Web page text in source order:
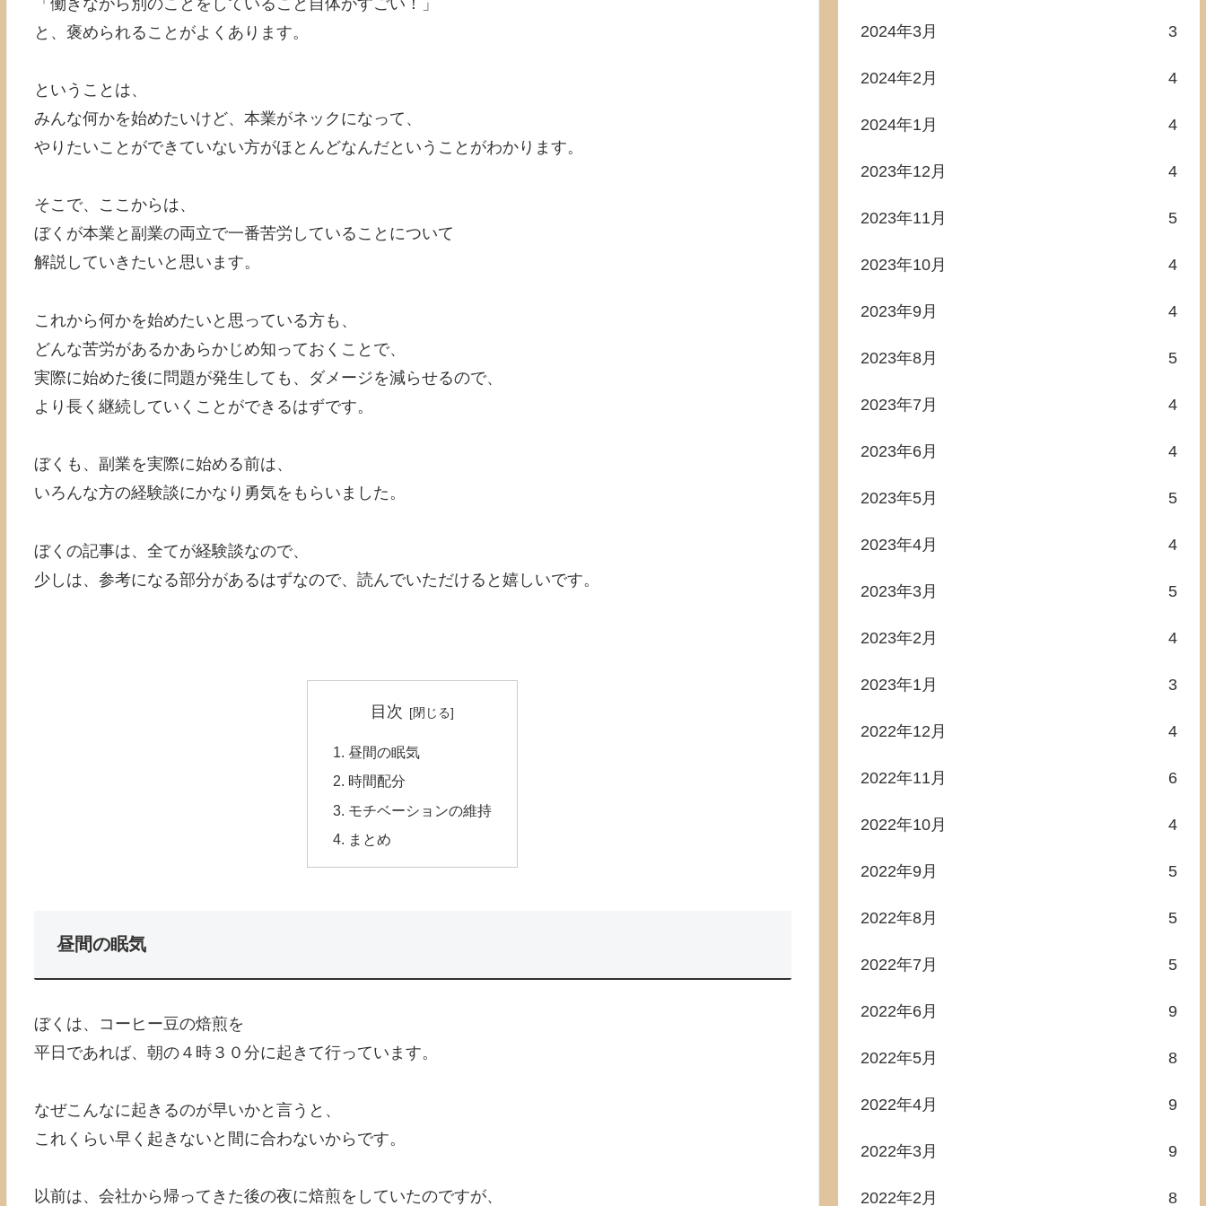
と、褒められることがよくあります。
ということは、
みんな何かを始めたいけど、本業がネックになって、
やりたいことができていない方がほとんどなんだということがわかります。
そこで、ここからは、
ぼくが本業と副業の両立で一番苦労していることについて
解説していきたいと思います。
これから何かを始めたいと思っている方も、
どんな苦労があるかあらかじめ知っておくことで、
実際に始めた後に問題が発生しても、ダメージを減らせるので、
より長く継続していくことができるはずです。
ぼくも、副業を実際に始める前は、
いろんな方の経験談にかなり勇気をもらいました。
ぼくの記事は、全てが経験談なので、
少しは、参考になる部分があるはずなので、読んでいただけると嬉しいです。
目次
昼間の眠気
時間配分
モチベーションの維持
まとめ
昼間の眠気
ぼくは、コーヒー豆の焙煎を
平日であれば、朝の４時３０分に起きて行っています。
なぜこんなに起きるのが早いかと言うと、
これくらい早く起きないと間に合わないからです。
以前は、会社から帰ってきた後の夜に焙煎をしていたのですが、
2024年3月 3
2024年2月 4
2024年1月 4
2023年12月 4
2023年11月 5
2023年10月 4
2023年9月 4
2023年8月 5
2023年7月 4
2023年6月 4
2023年5月 5
2023年4月 4
2023年3月 5
2023年2月 4
2023年1月 3
2022年12月 4
2022年11月 6
2022年10月 4
2022年9月 5
2022年8月 5
2022年7月 5
2022年6月 9
2022年5月 8
2022年4月 9
2022年3月 9
2022年2月 8